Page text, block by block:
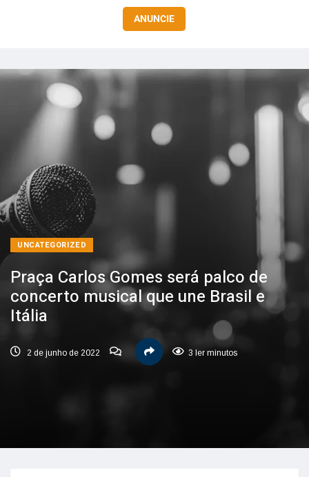
ANUNCIE
UNCATEGORIZED
Praça Carlos Gomes será palco de
concerto musical que une Brasil e
Itália
2 de junho de 2022 3 ler minutos